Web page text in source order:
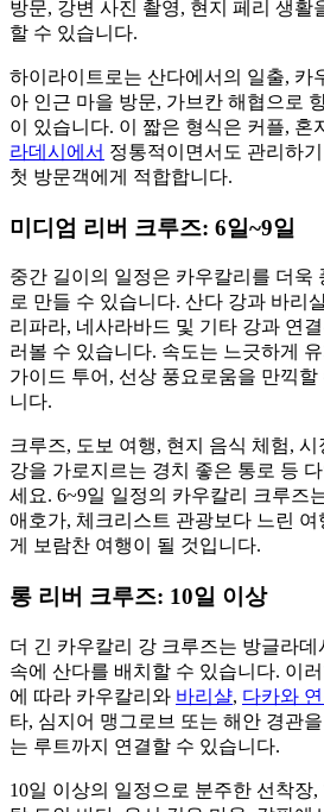
방문, 강변 사진 촬영, 현지 페리 생활
할 수 있습니다.
하이라이트로는 산다에서의 일출, 카
아 인근 마을 방문, 가브칸 해협으로
이 있습니다. 이 짧은 형식은 커플, 혼
라데시에서 정통적이면서도 관리하
첫 방문객에게 적합합니다.
미디엄 리버 크루즈: 6일~9일
중간 길이의 일정은 카우칼리를 더욱
로 만들 수 있습니다. 산다 강과 바리
리파라, 네사라바드 및 기타 강과 연
러볼 수 있습니다. 속도는 느긋하게
가이드 투어, 선상 풍요로움을 만끽
니다.
크루즈, 도보 여행, 현지 음식 체험,
강을 가로지르는 경치 좋은 통로 등
세요. 6~9일 일정의 카우칼리 크루즈
애호가, 체크리스트 관광보다 느린 여
게 보람찬 여행이 될 것입니다.
롱 리버 크루즈: 10일 이상
더 긴 카우칼리 강 크루즈는 방글라데
속에 산다를 배치할 수 있습니다. 이
에 따라 카우칼리와 바리샬, 다카와 연
타, 심지어 맹그로브 또는 해안 경관
는 루트까지 연결할 수 있습니다.
10일 이상의 일정으로 분주한 선착장